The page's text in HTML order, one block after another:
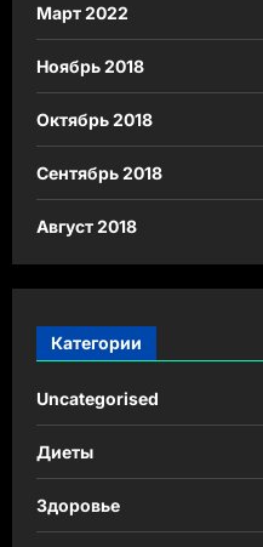
Март 2022
Ноябрь 2018
Октябрь 2018
Сентябрь 2018
Август 2018
Категории
Uncategorised
Диеты
Здоровье